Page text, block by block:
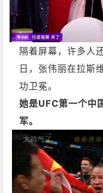
隔着屏幕，许多人
日，张伟丽在拉斯
功卫冕。
她是UFC第一个中
军。